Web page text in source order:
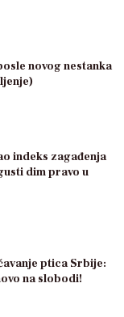
novog nestanka
indeks zagađenja
dim pravo u
ptica Srbije:
na slobodi!